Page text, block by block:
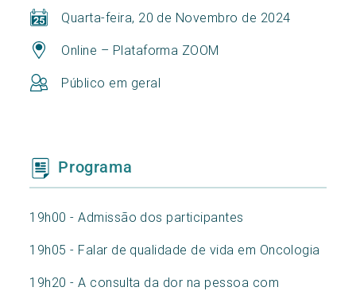
Quarta-feira, 20 de Novembro de 2024
Online – Plataforma ZOOM
Público em geral
Programa
19h00 - Admissão dos participantes
19h05 - Falar de qualidade de vida em Oncologia
19h20 - A consulta da dor na pessoa com